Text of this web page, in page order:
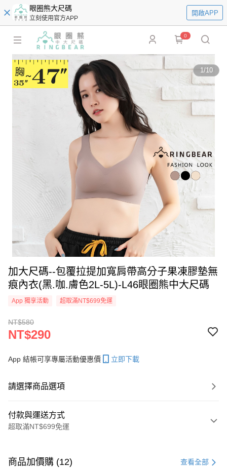
眼圈熊大尺碼
立刻使用官方APP
開啟APP
0
1/10
加大尺碼--包覆拉提加寬肩帶高分子果凍膠墊無
痕內衣(黑.咖.膚色2L-5L)-L46眼圈熊中大尺碼
App 獨享活動 超取滿NT$699免運
NT$580
NT$290
App 結帳可享專屬活動優惠價 立即下載
請選擇商品選項
付款與運送方式
超取滿NT$699免運
信用卡一次付款
商品加價購 (12) 查看全部